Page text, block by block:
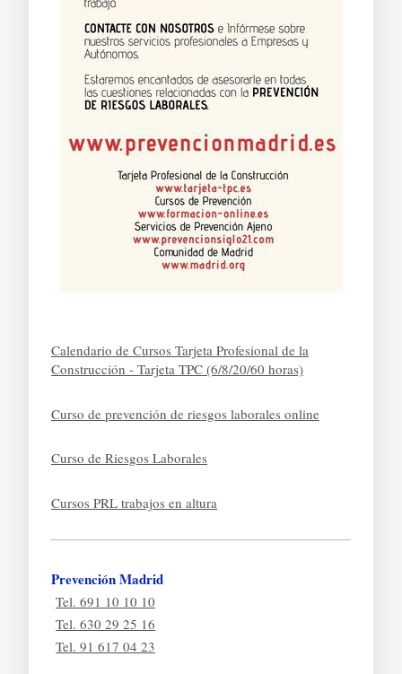
Calendario de Cursos Tarjeta Profesional de la
Construcción - Tarjeta TPC (6/8/20/60 horas)
Curso de prevención de riesgos laborales online
Curso de Riesgos Laborales
Cursos PRL trabajos en altura
Prevención Madrid
Tel. 691 10 10 10
Tel. 630 29 25 16
Tel. 91 617 04 23